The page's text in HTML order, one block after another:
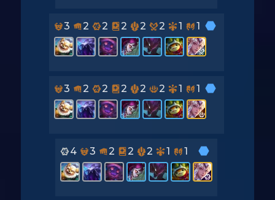
3 2 2 2 2 2 1 1
3 2 2 2 2 2 1 1
4 3 2 2 2 1 1